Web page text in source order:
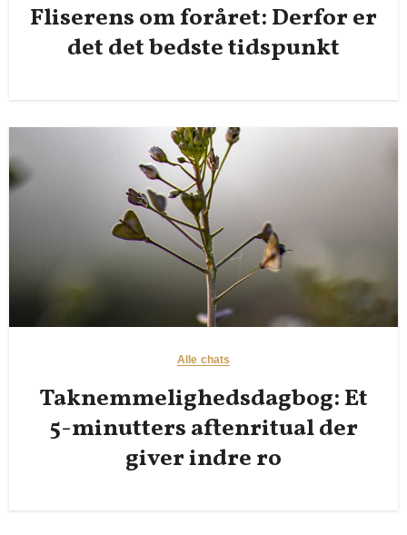
Fliserens om foråret: Derfor er
det det bedste tidspunkt
Alle chats
Taknemmelighedsdagbog: Et
5-minutters aftenritual der
giver indre ro